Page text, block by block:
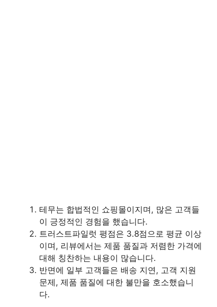
테무는 합법적인 쇼핑몰이지며, 많은 고객들
이 긍정적인 경험을 했습니다.
트러스트파일럿 평점은 3.8점으로 평균 이상
이며, 리뷰에서는 제품 품질과 저렴한 가격에
대해 칭찬하는 내용이 많습니다.
반면에 일부 고객들은 배송 지연, 고객 지원
문제, 제품 품질에 대한 불만을 호소했습니
다.